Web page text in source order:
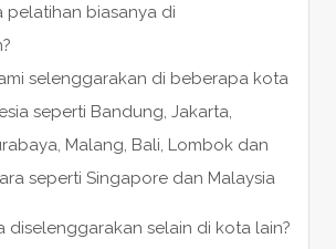
pelatihan biasanya di
selenggarakan di beberapa kota
seperti Bandung, Jakarta,
Malang, Bali, Lombok dan
seperti Singapore dan Malaysia
diselenggarakan selain di kota lain?